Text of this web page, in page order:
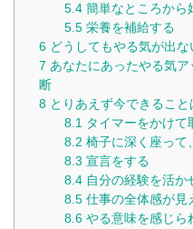
5.4 簡単なところから
5.5 栄養を補給する
6 どうしてもやる気が出
7 あなたにあったやる気
断
8 とりあえず今できること
8.1 タイマーをかけて
8.2 椅子に深く座って
8.3 宣言をする
8.4 自分の経験を活
8.5 仕事の全体感が見
8.6 やる意味を感じら